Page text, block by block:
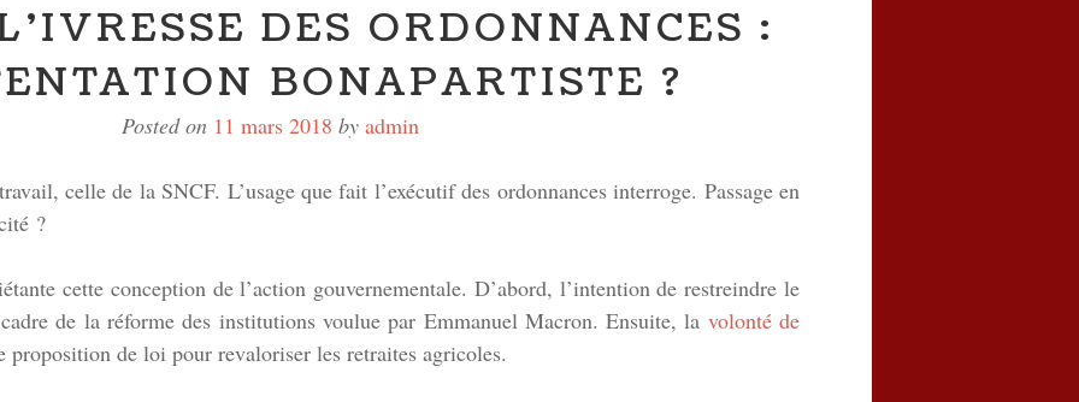
DES ORDONNANCES :
BONAPARTISTE ?
Posted on 11 mars 2018 by admin
celle de la SNCF. L’usage que fait l’exécutif des ordonnances interroge. Passage en
?
cette conception de l’action gouvernementale. D’abord, l’intention de restreindre le
de la réforme des institutions voulue par Emmanuel Macron. Ensuite, la volonté de
proposition de loi pour revaloriser les retraites agricoles.